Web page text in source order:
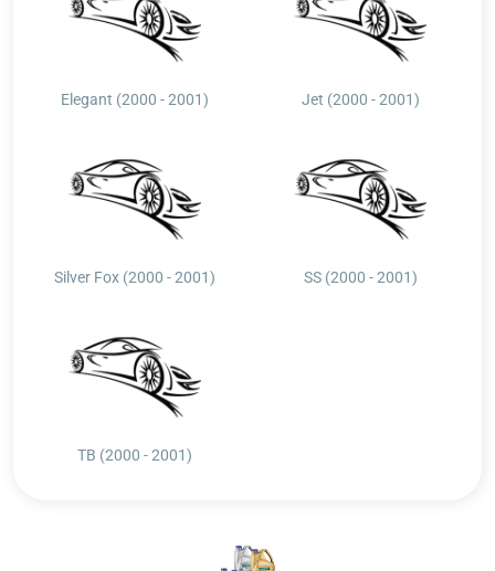
Elegant (2000 - 2001) Jet (2000 - 2001)
Silver Fox (2000 - 2001) SS (2000 - 2001)
TB (2000 - 2001)